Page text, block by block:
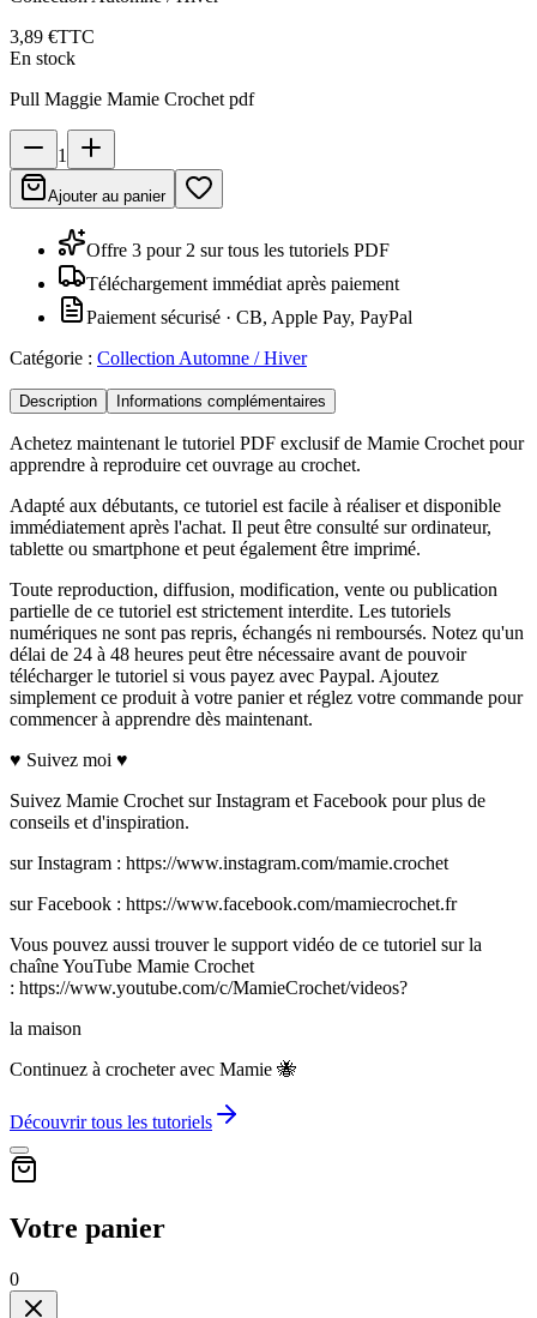
3,89 €TTC
En stock
Pull Maggie Mamie Crochet pdf
1
Ajouter au panier
Offre 3 pour 2 sur tous les tutoriels PDF
Téléchargement immédiat après paiement
Paiement sécurisé · CB, Apple Pay, PayPal
Catégorie : Collection Automne / Hiver
Description Informations complémentaires
Achetez maintenant le tutoriel PDF exclusif de Mamie Crochet pour
apprendre à reproduire cet ouvrage au crochet.
Adapté aux débutants, ce tutoriel est facile à réaliser et disponible
immédiatement après l'achat. Il peut être consulté sur ordinateur,
tablette ou smartphone et peut également être imprimé.
Toute reproduction, diffusion, modification, vente ou publication
partielle de ce tutoriel est strictement interdite. Les tutoriels
numériques ne sont pas repris, échangés ni remboursés. Notez qu'un
délai de 24 à 48 heures peut être nécessaire avant de pouvoir
télécharger le tutoriel si vous payez avec Paypal. Ajoutez
simplement ce produit à votre panier et réglez votre commande pour
commencer à apprendre dès maintenant.
♥ Suivez moi ♥
Suivez Mamie Crochet sur Instagram et Facebook pour plus de
conseils et d'inspiration.
sur Instagram : https://www.instagram.com/mamie.crochet
sur Facebook : https://www.facebook.com/mamiecrochet.fr
Vous pouvez aussi trouver le support vidéo de ce tutoriel sur la
chaîne YouTube Mamie Crochet
: https://www.youtube.com/c/MamieCrochet/videos?
la maison
Continuez à crocheter avec Mamie 🐝
Découvrir tous les tutoriels
Votre panier
0